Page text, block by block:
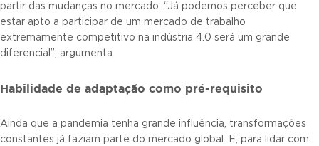
partir das mudanças no mercado. “Já podemos perceber que
estar apto a participar de um mercado de trabalho
extremamente competitivo na indústria 4.0 será um grande
diferencial”, argumenta.
Habilidade de adaptação como pré-requisito
Ainda que a pandemia tenha grande influência, transformações
constantes já faziam parte do mercado global. E, para lidar com